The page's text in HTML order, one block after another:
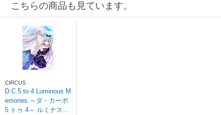
こちらの商品も見ています。
CIRCUS
D.C.5 to 4 Luminous M
emories ～ダ・カーポ
5 トゥ 4～ ルミナスメ